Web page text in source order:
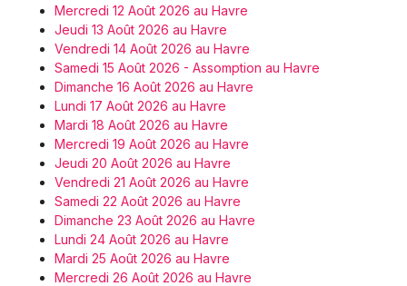
Mercredi 12 Août 2026 au Havre
Jeudi 13 Août 2026 au Havre
Vendredi 14 Août 2026 au Havre
Samedi 15 Août 2026 - Assomption au Havre
Dimanche 16 Août 2026 au Havre
Lundi 17 Août 2026 au Havre
Mardi 18 Août 2026 au Havre
Mercredi 19 Août 2026 au Havre
Jeudi 20 Août 2026 au Havre
Vendredi 21 Août 2026 au Havre
Samedi 22 Août 2026 au Havre
Dimanche 23 Août 2026 au Havre
Lundi 24 Août 2026 au Havre
Mardi 25 Août 2026 au Havre
Mercredi 26 Août 2026 au Havre